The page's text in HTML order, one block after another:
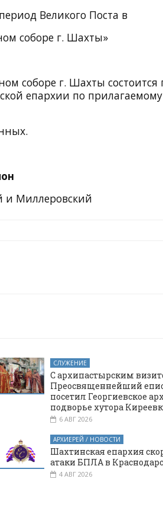
Великого Поста в
соборе г. Шахты»
соборе г. Шахты
епархии по
и Миллеровский
СЛУЖЕНИЕ
С архипастырским
Преосвященнейший
посетил Георгиевское
подворье хутора
6 АВГ 2026
АРХИЕРЕЙ / НОВОСТИ
Шахтинская епархия
атаки БПЛА в
4 АВГ 2026